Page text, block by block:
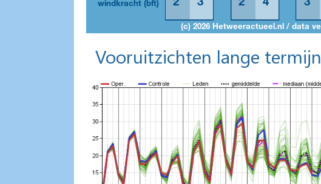
Vooruitzichten lange termijn